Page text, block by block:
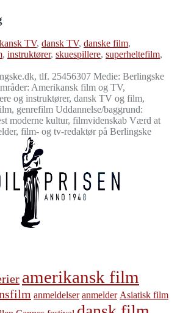
TV, dansk TV, danske film,
, instruktører, skuespillere, superheltefilm,
tlf. 25456307 Medie: Berlingske
Amerikansk film og TV,
og instruktører, dansk TV og film,
genrefilm Uddannelse/baggrund:
moderne kultur, filmvidenskab Værd at
film- og tv-redaktør på Berlingske
amerikansk film
anmeldelser anmelder Asiatisk film